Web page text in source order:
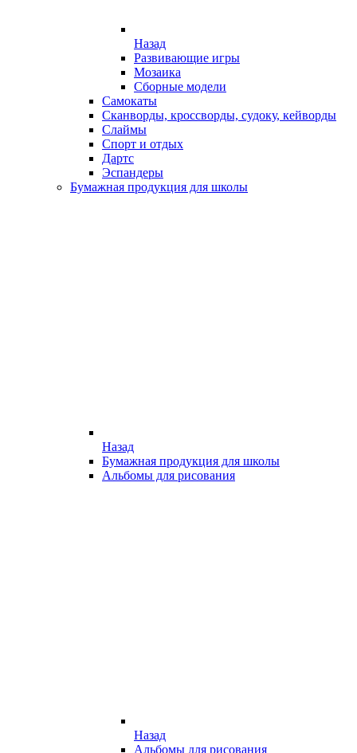
Назад
Развивающие игры
Мозаика
Сборные модели
Самокаты
Сканворды, кроссворды, судоку, кейворды
Слаймы
Спорт и отдых
Дартс
Эспандеры
Бумажная продукция для школы
Назад
Бумажная продукция для школы
Альбомы для рисования
Назад
Альбомы для рисования